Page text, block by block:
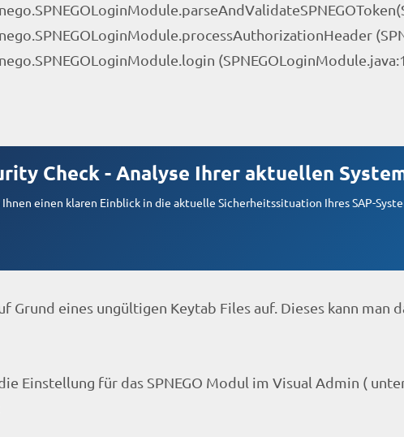
Check - Analyse Ihrer aktuellen
einen klaren Einblick in die aktuelle Sicherheitssituation Ihres SAP-
Grund eines ungültigen Keytab Files auf. Dieses kann man
Einstellung für das SPNEGO Modul im Visual Admin (